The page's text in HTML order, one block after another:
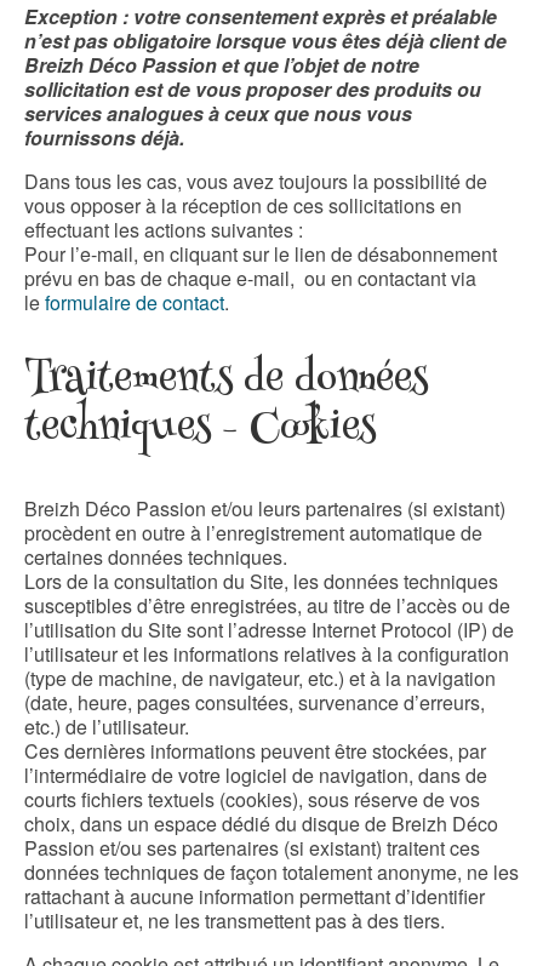
Exception : votre consentement exprès et préalable
n’est pas obligatoire lorsque vous êtes déjà client de
Breizh Déco Passion et que l’objet de notre
sollicitation est de vous proposer des produits ou
services analogues à ceux que nous vous
fournissons déjà.
Dans tous les cas, vous avez toujours la possibilité de
vous opposer à la réception de ces sollicitations en
effectuant les actions suivantes :
Pour l’e-mail, en cliquant sur le lien de désabonnement
prévu en bas de chaque e-mail, ou en contactant via
leformulaire de contact.
Traitements de données
techniques – Cookies
Breizh Déco Passion et/ou leurs partenaires (si existant)
procèdent en outre à l’enregistrement automatique de
certaines données techniques.
Lors de la consultation du Site, les données techniques
susceptibles d’être enregistrées, au titre de l’accès ou de
l’utilisation du Site sont l’adresse Internet Protocol (IP) de
l’utilisateur et les informations relatives à la configuration
(type de machine, de navigateur, etc.) et à la navigation
(date, heure, pages consultées, survenance d’erreurs,
etc.) de l’utilisateur.
Ces dernières informations peuvent être stockées, par
l’intermédiaire de votre logiciel de navigation, dans de
courts fichiers textuels (cookies), sous réserve de vos
choix, dans un espace dédié du disque de Breizh Déco
Passion et/ou ses partenaires (si existant) traitent ces
données techniques de façon totalement anonyme, ne les
rattachant à aucune information permettant d’identifier
l’utilisateur et, ne les transmettent pas à des tiers.